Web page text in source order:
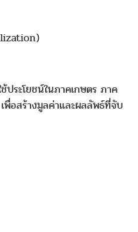
ประโยชน์ในภาคเกษตร ภาค
พื่อสร้างมูลค่าและผลลัพธ์ที่จับ